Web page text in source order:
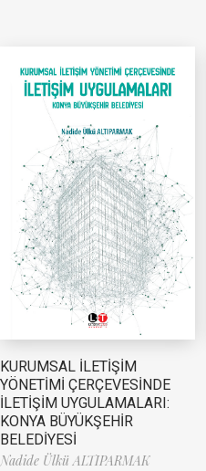
KURUMSAL İLETİŞİM
YÖNETİMİ ÇERÇEVESİNDE
İLETİŞİM UYGULAMALARI:
KONYA BÜYÜKŞEHİR
BELEDİYESİ
Nadide Ülkü ALTIPARMAK